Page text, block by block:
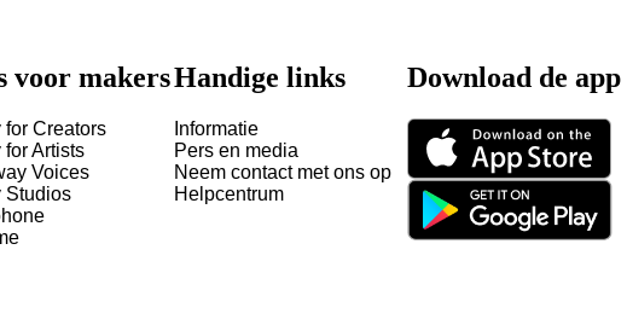
voor makers
for Creators
for Artists
Voices
Studios
Handige links
Informatie
Pers en media
Neem contact met ons op
Helpcentrum
Download de app